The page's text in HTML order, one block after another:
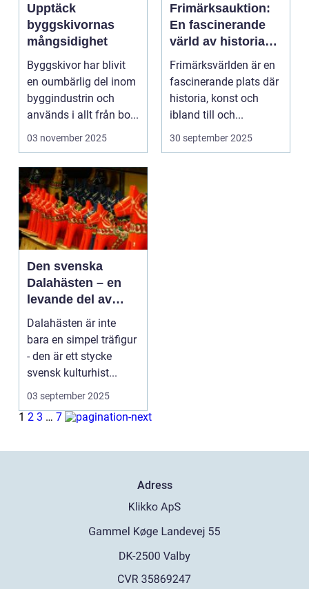
Upptäck
byggskivornas
mångsidighet
Byggskivor har blivit
en oumbärlig del inom
byggindustrin och
används i allt från bo...
03 november 2025
Frimärksauktion:
En fascinerande
värld av historia
och samlande
Frimärksvärlden är en
fascinerande plats där
historia, konst och
ibland till och...
30 september 2025
Den svenska
Dalahästen – en
levande del av
Sveriges
kulturhistoria.
Dalahästen är inte
bara en simpel träfigur
- den är ett stycke
svensk kulturhist...
03 september 2025
1 2 3 … 7
Adress